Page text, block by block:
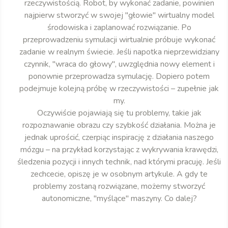
rzeczywistością. Robot, by wykonać zadanie, powinien
najpierw stworzyć w swojej "głowie" wirtualny model
środowiska i zaplanować rozwiązanie. Po
przeprowadzeniu symulacji wirtualnie próbuje wykonać
zadanie w realnym świecie. Jeśli napotka nieprzewidziany
czynnik, "wraca do głowy", uwzględnia nowy element i
ponownie przeprowadza symulację. Dopiero potem
podejmuje kolejną próbę w rzeczywistości – zupełnie jak
my.
Oczywiście pojawiają się tu problemy, takie jak
rozpoznawanie obrazu czy szybkość działania. Można je
jednak uprościć, czerpiąc inspirację z działania naszego
mózgu – na przykład korzystając z wykrywania krawędzi,
śledzenia pozycji i innych technik, nad którymi pracuję. Jeśli
zechcecie, opiszę je w osobnym artykule. A gdy te
problemy zostaną rozwiązane, możemy stworzyć
autonomiczne, "myślące" maszyny. Co dalej?